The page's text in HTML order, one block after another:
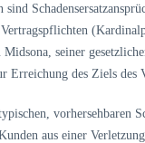
Vertragspflichten
seiner
des Ziels des
vorhersehbaren
aus einer